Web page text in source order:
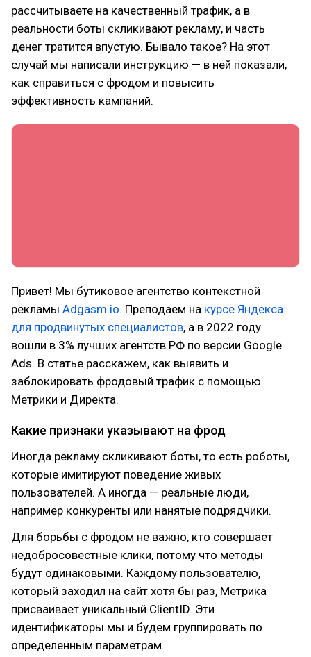
рассчитываете на качественный трафик, а в
реальности боты скликивают рекламу, и часть
денег тратится впустую. Бывало такое? На этот
случай мы написали инструкцию — в ней показали,
как справиться с фродом и повысить
эффективность кампаний.
Привет! Мы бутиковое агентство контекстной
рекламы Adgasm.io. Преподаем на курсе Яндекса
для продвинутых специалистов, а в 2022 году
вошли в 3% лучших агентств РФ по версии Google
Ads. В статье расскажем, как выявить и
заблокировать фродовый трафик с помощью
Метрики и Директа.
Какие признаки указывают на фрод
Иногда рекламу скликивают боты, то есть роботы,
которые имитируют поведение живых
пользователей. А иногда — реальные люди,
например конкуренты или нанятые подрядчики.
Для борьбы с фродом не важно, кто совершает
недобросовестные клики, потому что методы
будут одинаковыми. Каждому пользователю,
который заходил на сайт хотя бы раз, Метрика
присваивает уникальный ClientID. Эти
идентификаторы мы и будем группировать по
определенным параметрам.